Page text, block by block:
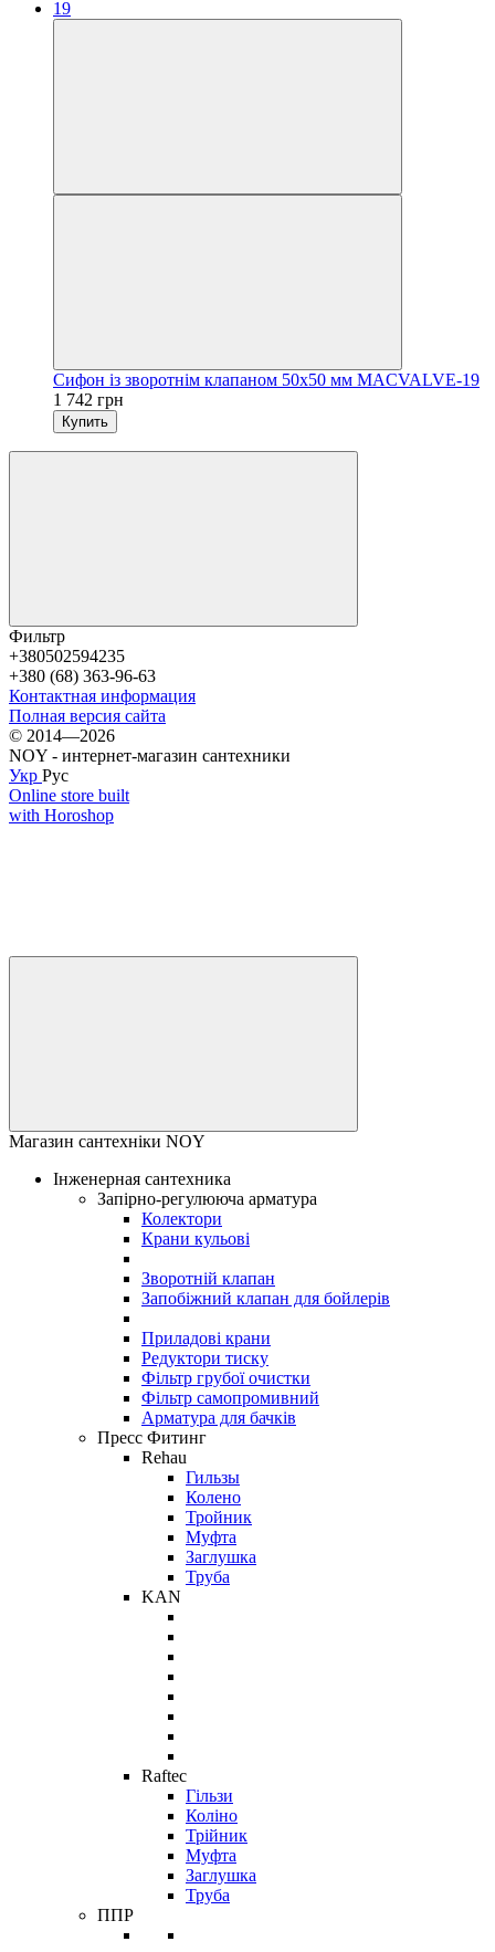
Сифон із зворотнім клапаном 50х50 мм MACVALVE-19
1 742 грн
Купить
Фильтр
+380502594235
+380 (68) 363-96-63
Контактная информация
Полная версия сайта
© 2014—2026
NOY - интернет-магазин сантехники
Укр Рус
Online store built
with Horoshop
Магазин сантехніки NOY
Інженерная сантехника
Запірно-регулююча арматура
Колектори
Крани кульові
Зворотній клапан
Запобіжний клапан для бойлерів
Приладові крани
Редуктори тиску
Фільтр грубої очистки
Фільтр самопромивний
Арматура для бачків
Пресс Фитинг
Rehau
Гильзы
Колено
Тройник
Муфта
Заглушка
Труба
KAN
Raftec
Гільзи
Коліно
Трійник
Муфта
Заглушка
Труба
ППР